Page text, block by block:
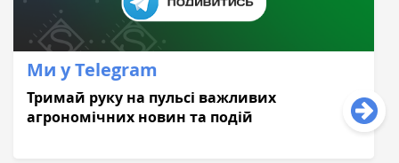
Ми у Telegram
Тримай руку на пульсі важливих
агрономічних новин та подій